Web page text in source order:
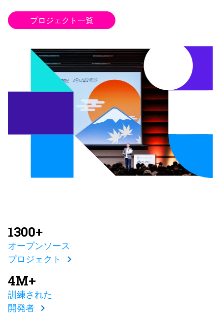
プロジェクト一覧
1300+
オープンソース
プロジェクト
4M+
訓練された
開発者